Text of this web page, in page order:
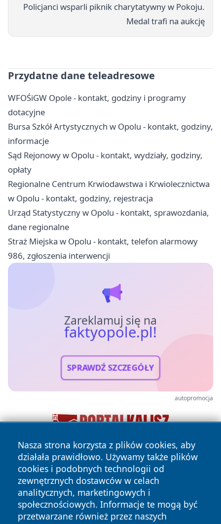
Policjanci wsparli piknik charytatywny w Pokoju.
Medal trafi na aukcję
Przydatne dane teleadresowe
WFOŚiGW Opole - kontakt, godziny i programy
dotacyjne
Bursa Szkół Artystycznych w Opolu - kontakt, godziny,
informacje
Sąd Rejonowy w Opolu - kontakt, wydziały, godziny,
opłaty
Regionalne Centrum Krwiodawstwa i Krwiolecznictwa
w Opolu - kontakt, godziny, rejestracja
Urząd Statystyczny w Opolu - kontakt, sprawozdania,
dane regionalne
Straż Miejska w Opolu - kontakt, telefon alarmowy
986, zgłoszenia interwencji
Zareklamuj się na
faktyopole.pl!
SPRAWDŹ SZCZEGÓŁY
autopromocja
Nasza strona korzysta z plików cookies, aby
działała prawidłowo. Używamy także plików
cookies i podobnych technologii od
zewnętrznych dostawców w celach
analitycznych, marketingowych i
społecznościowych. Informacje te mogą być
przetwarzane również przez naszych
Copyright © 2026 faktyopole.pl Wszystkie prawa zastrzeżone.